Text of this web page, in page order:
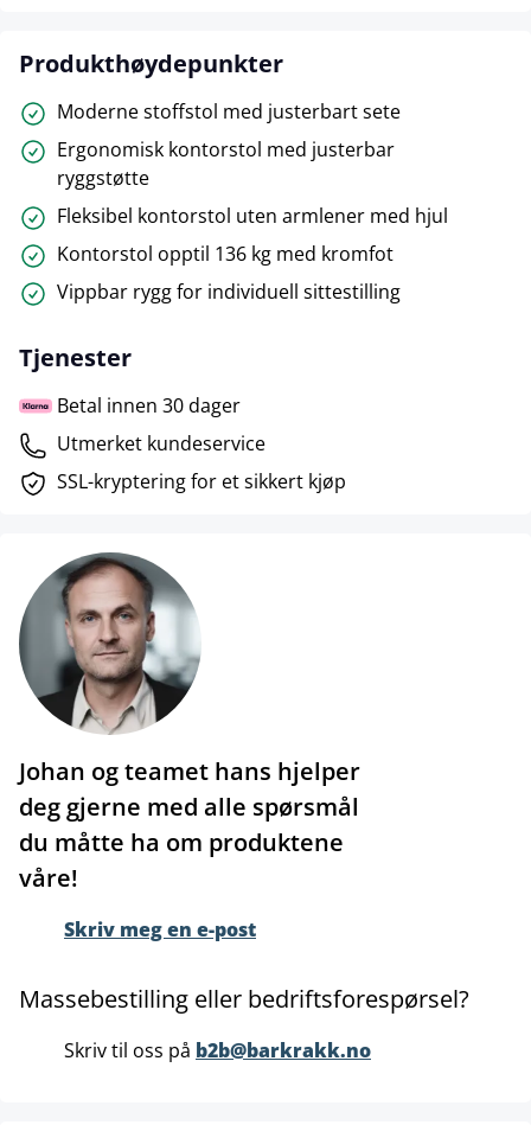
Produkthøydepunkter
Moderne stoffstol med justerbart sete
Ergonomisk kontorstol med justerbar
ryggstøtte
Fleksibel kontorstol uten armlener med hjul
Kontorstol opptil 136 kg med kromfot
Vippbar rygg for individuell sittestilling
Tjenester
Betal innen 30 dager
Utmerket kundeservice
SSL-kryptering for et sikkert kjøp
Johan og teamet hans hjelper
deg gjerne med alle spørsmål
du måtte ha om produktene
våre!
Skriv meg en e-post
Massebestilling eller bedriftsforespørsel?
Skriv til oss på b2b@barkrakk.no